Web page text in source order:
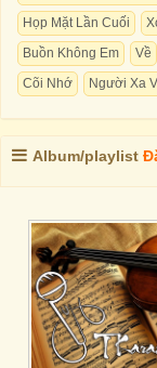
Họp Mặt Lần Cuối
Buồn Không Em
Về
Cõi Nhớ
Người Xa
Album/playlist